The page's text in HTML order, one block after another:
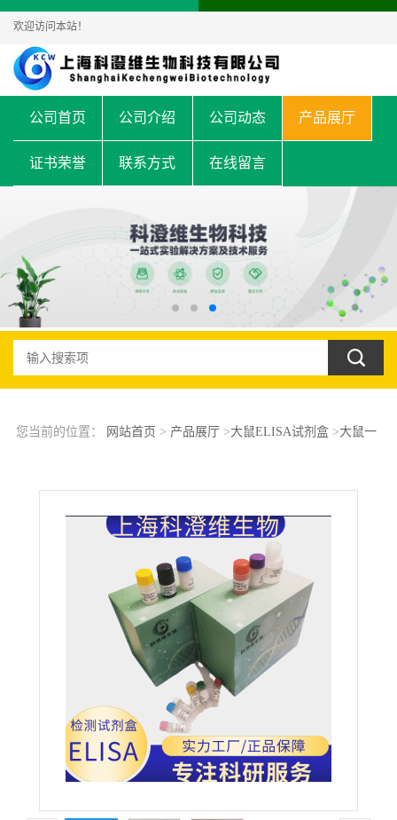
欢迎访问本站！
公司首页 公司介绍 公司动态 产品展厅
证书荣誉 联系方式 在线留言
您当前的位置： 网站首页 > 产品展厅>大鼠ELISA试剂盒>大鼠一